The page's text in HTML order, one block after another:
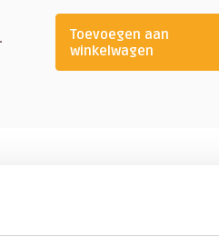
lichaamscellen bevindt. Het
heeft een beschermend
Toevoegen aan
winkelwagen